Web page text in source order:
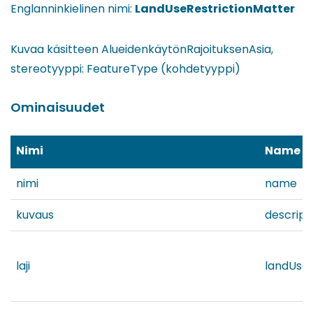
Englanninkielinen nimi: LandUseRestrictionMatter
Kuvaa käsitteen AlueidenkäytönRajoituksenAsia,
stereotyyppi: FeatureType (kohdetyyppi)
Ominaisuudet
Nimi Name
nimi
name
kuvaus
laji